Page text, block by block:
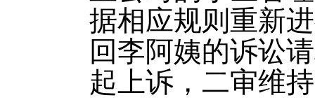
据相应规则重新
回李阿姨的诉讼
起上诉，二审维